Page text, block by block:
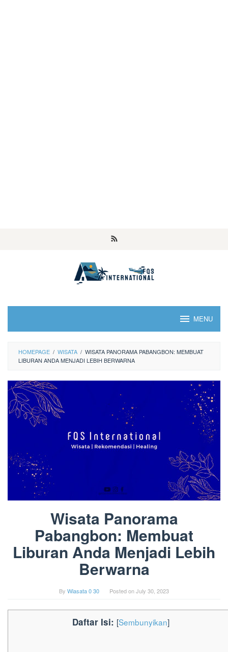
MENU
HOMEPAGE / WISATA / WISATA PANORAMA PABANGBON: MEMBUAT
LIBURAN ANDA MENJADI LEBIH BERWARNA
Wisata Panorama
Pabangbon: Membuat
Liburan Anda Menjadi Lebih
Berwarna
By Wiasata 0 30 Posted onJuly 30, 2023
Daftar Isi: [Sembunyikan]